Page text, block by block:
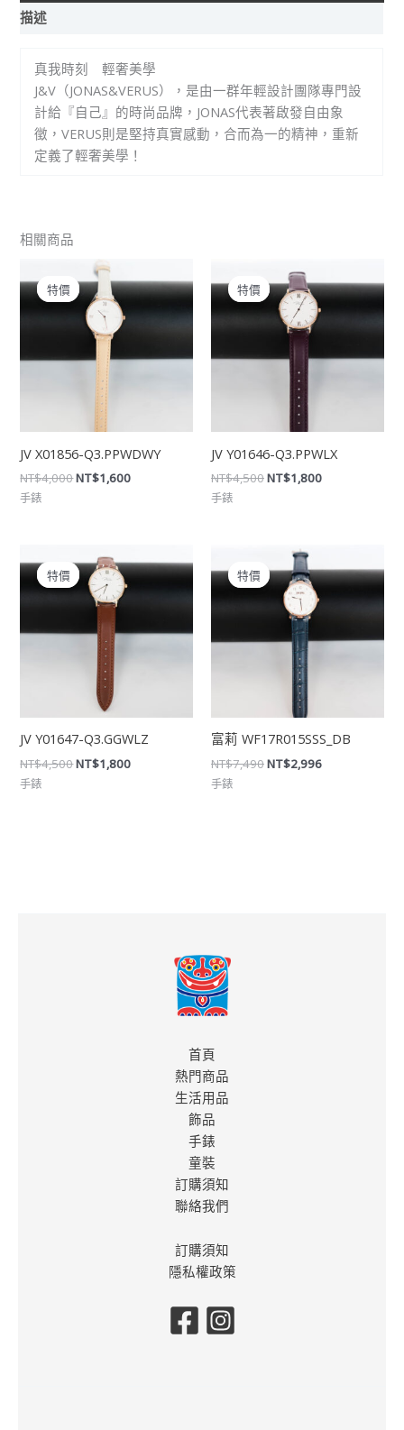
描述
真我時刻 輕奢美學
J&V（JONAS&VERUS），是由一群年輕設計團隊專門設
計給『自己』的時尚品牌，JONAS代表著啟發自由象
徵，VERUS則是堅持真實感動，合而為一的精神，重新
定義了輕奢美學！
相關商品
特價
特價
JV X01856-Q3.PPWDWY
NT$4,000
始
價
格：
NT$4,000。
NT$1,600
前
價
格：
手錶
特價
特價
JV Y01646-Q3.PPWLX
NT$4,500
始
價
格：
NT$4,500。
NT$1,800
前
價
格：
手錶
特價
特價
JV Y01647-Q3.GGWLZ
NT$4,500
始
價
格：
NT$4,500。
NT$1,800
前
手錶
特價
特價
富莉 WF17R015SSS_DB
NT$7,490
始
價
格：
NT$7,490。
NT$2,996
前
價
手錶
首頁
熱門商品
生活用品
飾品
手錶
童裝
訂購須知
聯絡我們
訂購須知
隱私權政策